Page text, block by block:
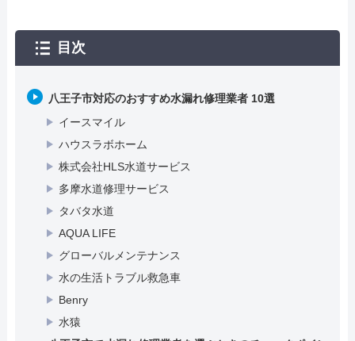
目次
八王子市対応のおすすめ水漏れ修理業者 10選
イースマイル
ハウスラボホーム
株式会社HLS水道サービス
多摩水道修理サービス
タバタ水道
AQUA LIFE
グローバルメンテナンス
水の生活トラブル救急車
Benry
水猿